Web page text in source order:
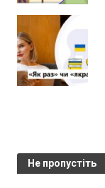
Не пропустіть